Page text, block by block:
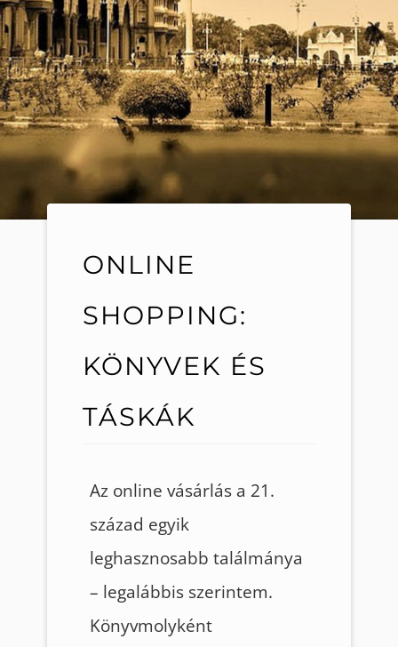
ONLINE
SHOPPING:
KÖNYVEK ÉS
TÁSKÁK
Az online vásárlás a 21.
század egyik
leghasznosabb találmánya
– legalábbis szerintem.
Könyvmolyként